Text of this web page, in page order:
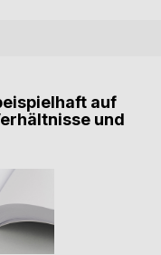
auf
und